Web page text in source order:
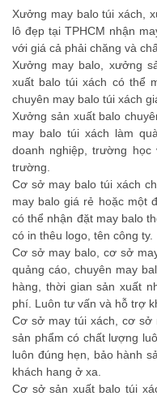
Xưởng may balo túi xách,
lô đẹp tại TPHCM nhận
với giá cả phải chăng và
Xưởng may balo, xưởng
xuất balo túi xách có thể
chuyên may balo túi xách
Xưởng sản xuất balo
may balo túi xách làm
doanh nghiệp, trường
trường.
Cơ sở may balo túi xách
may balo giá rẻ hoặc một
có thể nhận đặt may balo
có in thêu logo, tên công ty.
Cơ sở may balo, cơ sở
quảng cáo, chuyên may
hàng, thời gian sản xuất
phí. Luôn tư vấn và hỗ trợ
Cơ sở may túi xách, cơ sở
sản phẩm có chất lượng
luôn đúng hẹn, bảo hành
khách hang ở xa.
Cơ sở sản xuất balo túi